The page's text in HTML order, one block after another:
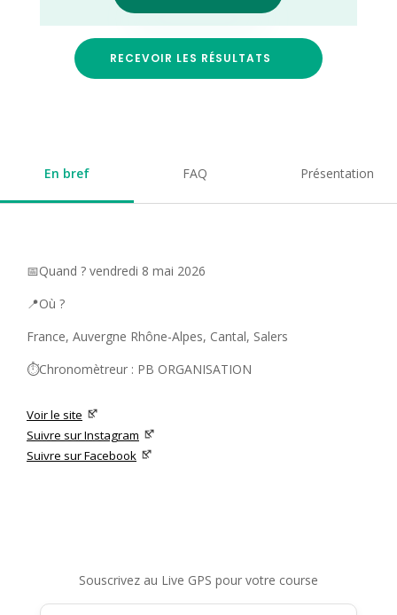
RECEVOIR LES RÉSULTATS
En bref FAQ Présentation
📅Quand ? vendredi 8 mai 2026
📍Où ?
France, Auvergne Rhône-Alpes, Cantal, Salers
⏱️Chronomètreur : PB ORGANISATION
Voir le site
Suivre sur Instagram
Suivre sur Facebook
Souscrivez au Live GPS pour votre course